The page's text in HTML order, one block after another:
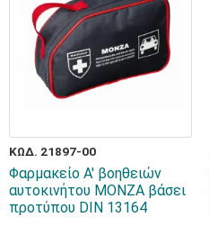
ΚΩΔ. 21897-00
Φαρμακείο Α' βοηθειών
αυτοκινήτου MONZA βάσει
προτύπου DIN 13164